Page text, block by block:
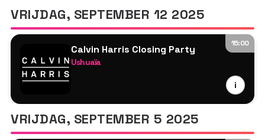
Tyson O'Brien
VRIJDAG, SEPTEMBER 12 2025
15:00
Calvin Harris Closing Party
Ushuaïa
i
Tyson O'Brien
VRIJDAG, SEPTEMBER 5 2025